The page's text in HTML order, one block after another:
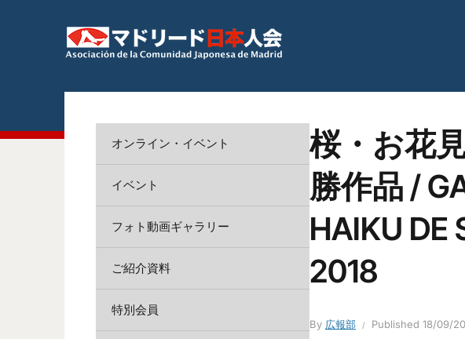
桜・お花
勝作品 /
HAIKU DE
2018
By 広報部 Published 18/09/
オンライン・イベント
イベント
フォト動画ギャラリー
ご紹介資料
特別会員